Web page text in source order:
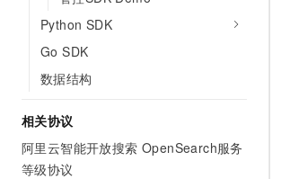
Python SDK
Go SDK
数据结构
相关协议
阿里云智能开放搜索 OpenSearch服务
等级协议